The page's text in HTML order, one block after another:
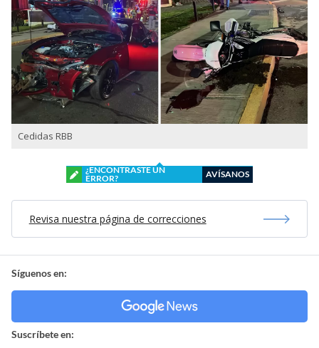
Cedidas RBB
¿ENCONTRASTE UN
ERROR?
AVÍSANOS
Revisa nuestra página de correcciones
Síguenos en:
Suscríbete en: